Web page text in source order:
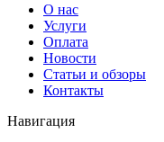
О нас
Услуги
Оплата
Новости
Статьи и обзоры
Контакты
Навигация